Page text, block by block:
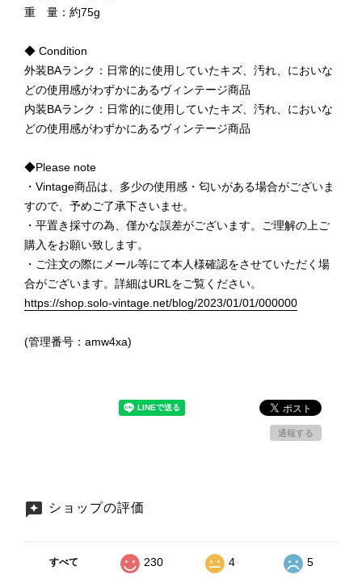
重 量：約75g
◆ Condition
外装BAランク：日常的に使用していたキズ、汚れ、においな
どの使用感がわずかにあるヴィンテージ商品
内装BAランク：日常的に使用していたキズ、汚れ、においな
どの使用感がわずかにあるヴィンテージ商品
◆Please note
・Vintage商品は、多少の使用感・匂いがある場合がございま
すので、予めご了承下さいませ。
・平置き採寸の為、僅かな誤差がございます。ご理解の上ご
購入をお願い致します。
・ご注文の際にメール等にて本人様確認をさせていただく場
合がございます。詳細はURLをご覧ください。
https://shop.solo-vintage.net/blog/2023/01/01/000000
(管理番号：amw4xa)
通報する
ショップの評価
すべて 230 4 5